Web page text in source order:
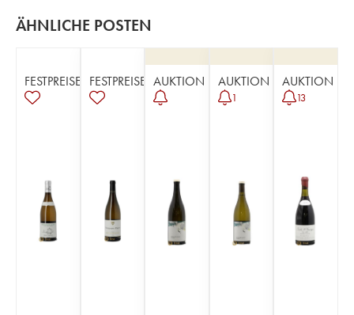
ÄHNLICHE POSTEN
FESTPREISE FESTPREISE AUKTION AUKTION
1
AUKTION
13